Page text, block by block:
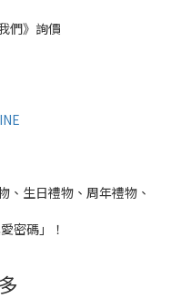
們》詢價
、生日禮物、周年禮物、
密碼」！